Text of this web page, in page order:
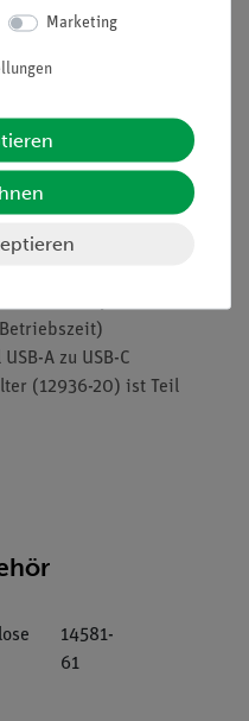
±15 l
bis zu 200 Hz
±10 l/s
0,01 l/s
bis zu 200 Hz
und USB)
A zu USB-C
(12936-20) ist Teil
14581-
61
Marketing